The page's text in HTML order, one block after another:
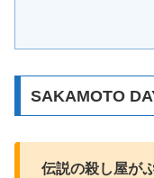
SAKAMOTO
伝説の殺し屋が